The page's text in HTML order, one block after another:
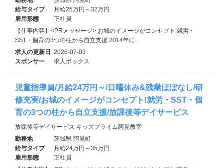
給与タイプ
月給25万円～32万円
雇用形態
正社員
【仕事内容】<PRメッセージ> お城のイメージがコンセプト!就労・
SST・個育の3つの柱から自立支援 2014年に…
求人の更新日 2026-07-03
スポンサー
求人ボックス
児童指導員/月給24万円～/日曜休み&残業ほぼなし/研
修充実/お城のイメージがコンセプト!就労・SST・個
育の3つの柱から自立支援/放課後等デイサービス
放課後等デイサービス キッズプライム阿見教室
勤務地
茨城県 阿見町
給与タイプ
月給24万円～35万円
雇用形態
正社員